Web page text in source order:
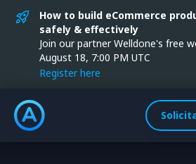
How to build eCommerce
safely & effectively
Join our partner Welldone's free
August 18, 7:00 PM UTC
Register here